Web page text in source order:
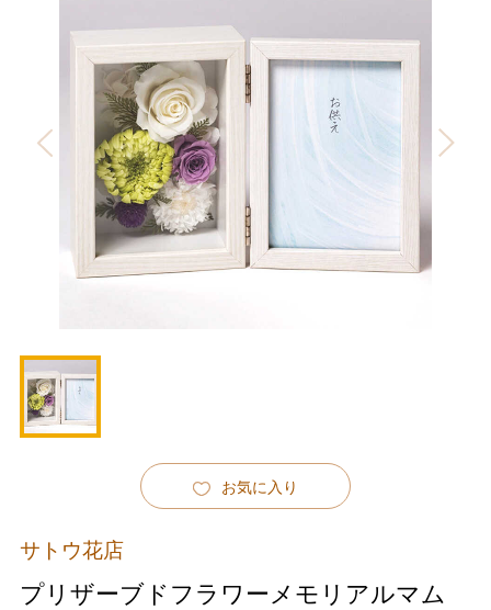
お気に入り
サトウ花店
プリザーブドフラワーメモリアルマム